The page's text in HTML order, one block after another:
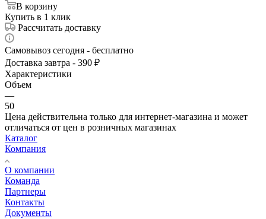
В корзину
Купить в 1 клик
Рассчитать доставку
Самовывоз сегодня - бесплатно
Доставка завтра - 390 ₽
Характеристики
Объем
—
50
Цена действительна только для интернет-магазина и может
отличаться от цен в розничных магазинах
Каталог
Компания
О компании
Команда
Партнеры
Контакты
Документы